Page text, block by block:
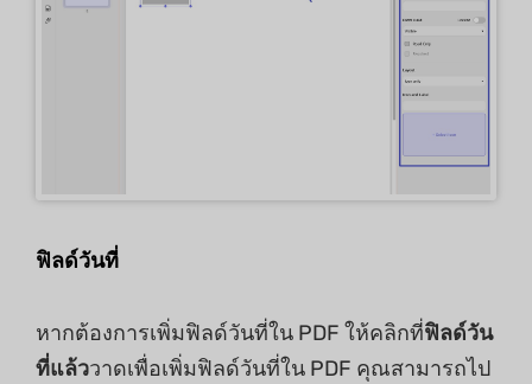
ฟิลด์วันที่
หากต้องการเพิ่มฟิลด์วันที่ใน PDF ให้คลิกที่ฟิลด์วัน
ที่แล้ววาดเพื่อเพิ่มฟิลด์วันที่ใน PDF คุณสามารถไป